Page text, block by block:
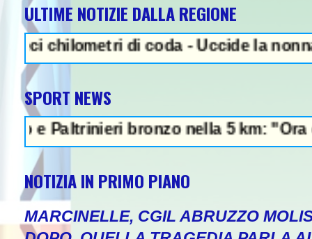
ULTIME NOTIZIE DALLA REGIONE
di coda - Uccide la nonna a
SPORT NEWS
bronzo nella 5 km: "Ora ci
NOTIZIA IN PRIMO PIANO
MARCINELLE, CGIL ABRUZZO
NEWS IN EVIDENZA -